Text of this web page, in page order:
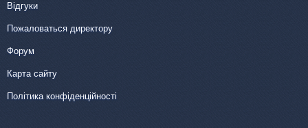
Відгуки
Пожаловаться директору
Форум
Карта сайту
Політика конфіденційності